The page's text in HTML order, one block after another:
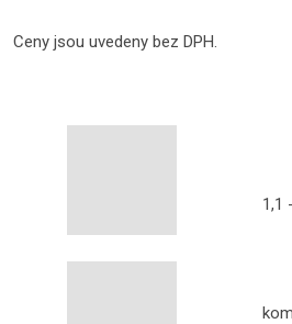
Ceny jsou uvedeny bez DPH.
1,1